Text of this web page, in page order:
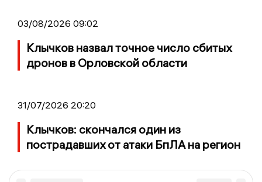
03/08/2026 09:02
Клычков назвал точное число сбитых
дронов в Орловской области
31/07/2026 20:20
Клычков: скончался один из
пострадавших от атаки БпЛА на регион